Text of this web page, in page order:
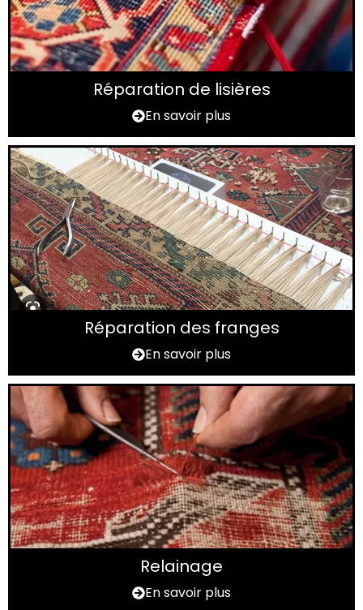
Réparation de lisières
En savoir plus
Réparation des franges
En savoir plus
Relainage
En savoir plus